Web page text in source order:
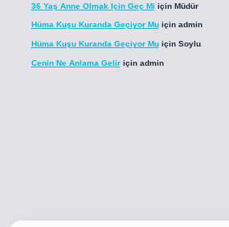
36 Yaş Anne Olmak Için Geç Mi için Müdür
Hüma Kuşu Kuranda Geçiyor Muiçin admin
Hüma Kuşu Kuranda Geçiyor Muiçin Soylu
Cenin Ne Anlama Geliriçin admin